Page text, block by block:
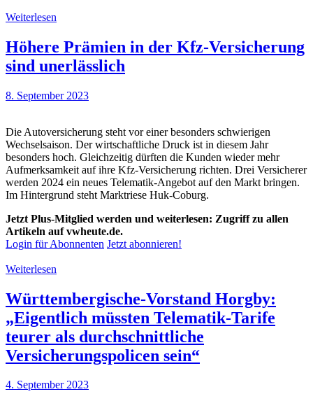
Weiterlesen
Höhere Prämien in der Kfz-Versicherung
sind unerlässlich
8. September 2023
Die Autoversicherung steht vor einer besonders schwierigen
Wechselsaison. Der wirtschaftliche Druck ist in diesem Jahr
besonders hoch. Gleichzeitig dürften die Kunden wieder mehr
Aufmerksamkeit auf ihre Kfz-Versicherung richten. Drei Versicherer
werden 2024 ein neues Telematik-Angebot auf den Markt bringen.
Im Hintergrund steht Marktriese Huk-Coburg.
Jetzt Plus-Mitglied werden und weiterlesen: Zugriff zu allen
Artikeln auf vwheute.de.
Login für Abonnenten Jetzt abonnieren!
Weiterlesen
Württembergische-Vorstand Horgby:
„Eigentlich müssten Telematik-Tarife
teurer als durchschnittliche
Versicherungspolicen sein“
4. September 2023